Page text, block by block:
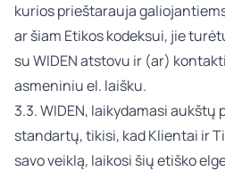
kurios prieštarauja
ar šiam Etikos kodeksui, jie
su WIDEN atstovu ir (ar)
asmeniniu el. laišku.
3.3. WIDEN, laikydamasi
standartų, tikisi, kad Klientai ir
savo veiklą, laikosi šių etiško